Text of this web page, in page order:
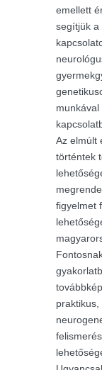
emellett
segítjük a
Az elmúlt
történtek
figyelmet